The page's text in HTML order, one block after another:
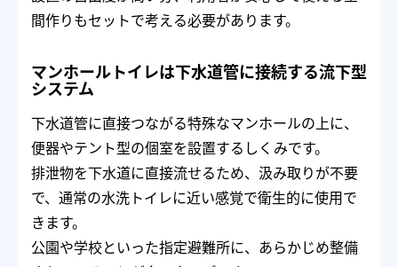
間作りもセットで考える必要があります。
マンホールトイレは下水道管に接続する流下型
システム
下水道管に直接つながる特殊なマンホールの上に、
便器やテント型の個室を設置するしくみです。
排泄物を下水道に直接流せるため、汲み取りが不要
で、通常の水洗トイレに近い感覚で衛生的に使用で
きます。
公園や学校といった指定避難所に、あらかじめ整備